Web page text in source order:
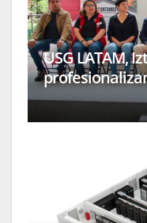
USG LATAM,